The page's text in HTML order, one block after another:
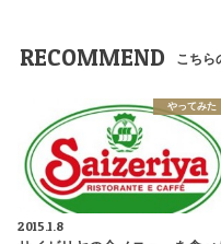
RECOMMEND こちら
やってみた
2015.1.8